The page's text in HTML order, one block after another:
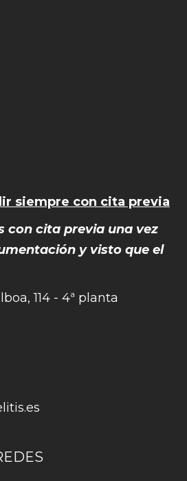
siempre con cita previa
con cita previa una vez
y visto que el
114 - 4ª planta